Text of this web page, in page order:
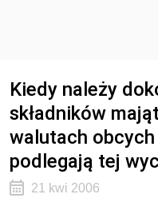
Kiedy należy
składników
walutach obcych
podlegają tej
21 kwi 2006